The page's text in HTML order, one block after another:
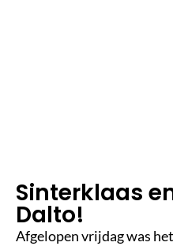
Sinterklaas
Dalto!
Afgelopen vrijdag was